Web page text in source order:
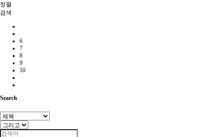
정렬
검색
6
7
8
9
10
Search